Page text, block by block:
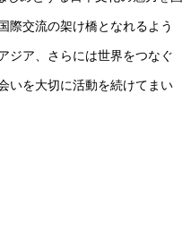
際交流の架け橋となれるよう
ジア、さらには世界をつなぐ
いを大切に活動を続けてまい